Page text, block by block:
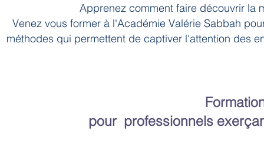
Apprenez comment faire découvrir la
Venez vous former à l'Académie Valérie Sabbah
méthodes qui permettent de captiver l'attention des
pour professionnels